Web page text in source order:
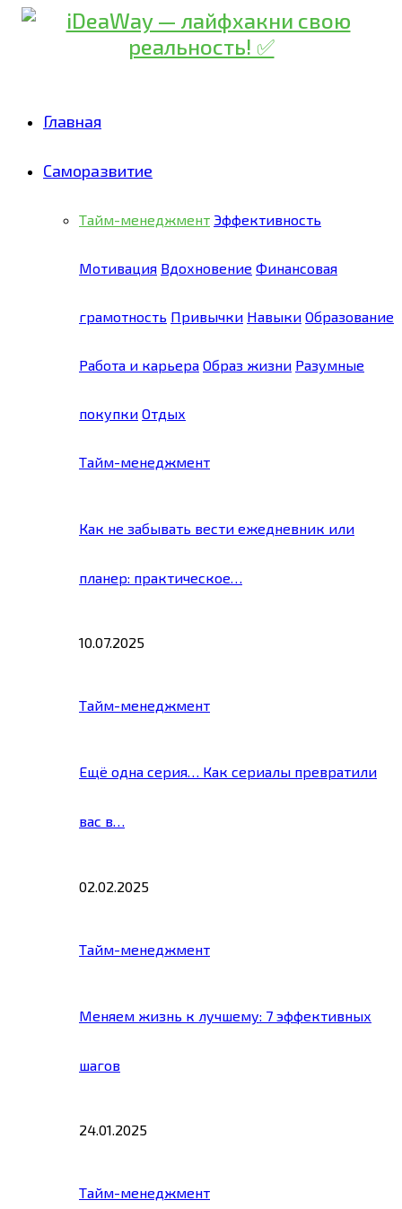
Главная
Саморазвитие
Тайм-менеджмент Эффективность
Мотивация Вдохновение Финансовая
грамотность Привычки Навыки Образование
Работа и карьера Образ жизни Разумные
покупки Отдых
Тайм-менеджмент
Как не забывать вести ежедневник или
планер: практическое…
10.07.2025
Тайм-менеджмент
Ещё одна серия… Как сериалы превратили
вас в…
02.02.2025
Тайм-менеджмент
Меняем жизнь к лучшему: 7 эффективных
шагов
24.01.2025
Тайм-менеджмент